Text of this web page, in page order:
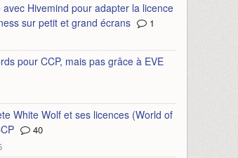
avec Hivemind pour adapter la licence
sur petit et grand écrans
1
pour CCP, mais pas grâce à EVE
White Wolf et ses licences (World of
40